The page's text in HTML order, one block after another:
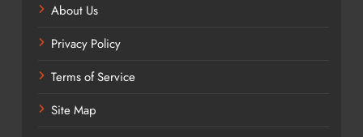
About Us
Privacy Policy
Terms of Service
Site Map